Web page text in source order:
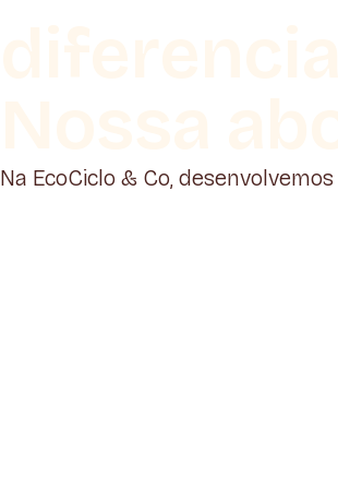
Na EcoCiclo & Co,